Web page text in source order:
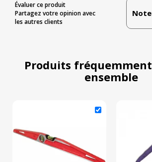
Évaluer ce produit
Partagez votre opinion avec
les autres clients
Produits
ensemble